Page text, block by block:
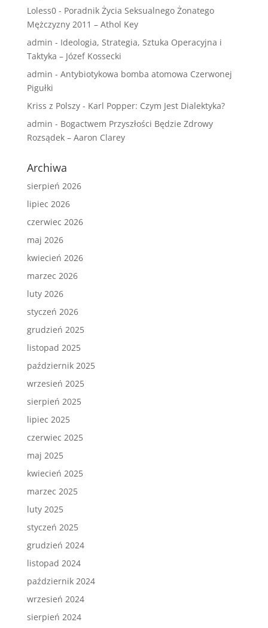
Loless0- Poradnik Życia Seksualnego Żonatego
Mężczyzny 2011 – Athol Key
admin - Ideologia, Strategia, Sztuka Operacyjna i
Taktyka – Józef Kossecki
admin - Antybiotykowa bomba atomowa Czerwonej
Pigułki
Kriss z Polszy- Karl Popper: Czym Jest Dialektyka?
admin - Bogactwem Przyszłości Będzie Zdrowy
Rozsądek – Aaron Clarey
Archiwa
sierpień 2026
lipiec 2026
czerwiec 2026
maj 2026
kwiecień 2026
marzec 2026
luty 2026
styczeń 2026
grudzień 2025
listopad 2025
październik 2025
wrzesień 2025
sierpień 2025
lipiec 2025
czerwiec 2025
maj 2025
kwiecień 2025
marzec 2025
luty 2025
styczeń 2025
grudzień 2024
listopad 2024
październik 2024
wrzesień 2024
sierpień 2024